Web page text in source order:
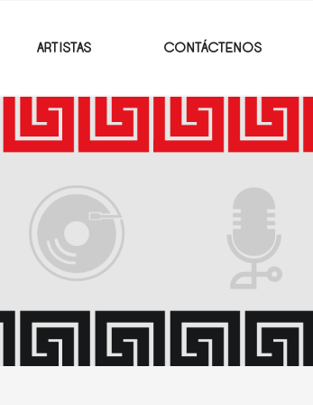
ARTISTAS CONTÁCTENOS